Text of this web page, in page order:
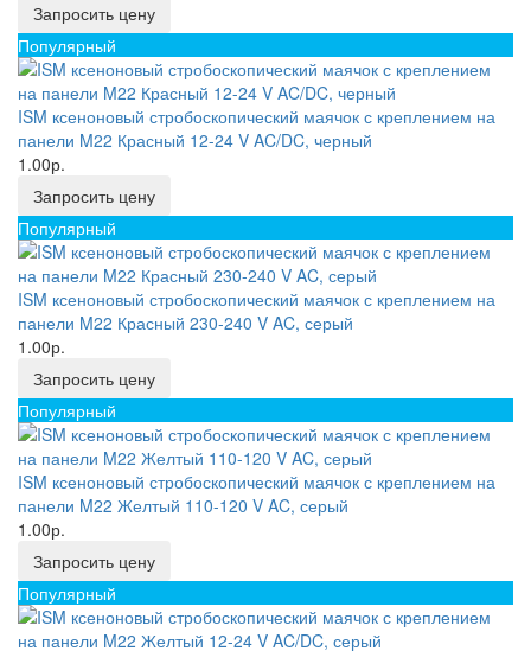
Запросить цену
Популярный
ISM ксеноновый стробоскопический маячок с креплением на
панели M22 Красный 12-24 V AC/DC, черный
1.00р.
Запросить цену
Популярный
ISM ксеноновый стробоскопический маячок с креплением на
панели M22 Красный 230-240 V AC, серый
1.00р.
Запросить цену
Популярный
ISM ксеноновый стробоскопический маячок с креплением на
панели M22 Желтый 110-120 V AC, серый
1.00р.
Запросить цену
Популярный